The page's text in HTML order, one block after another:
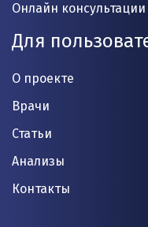
Онлайн консультации
Для
О проекте
Врачи
Статьи
Анализы
Контакты